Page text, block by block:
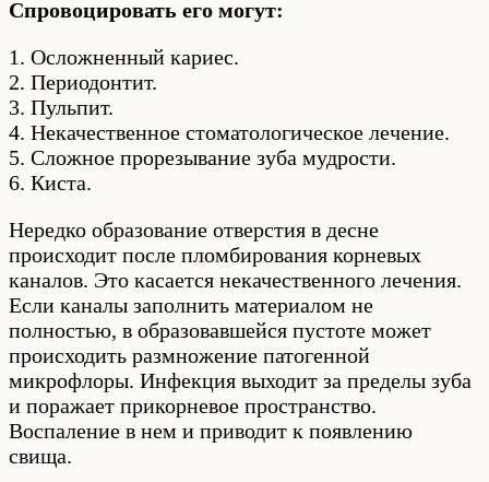
Спровоцировать его могут:
1. Осложненный кариес.
2. Периодонтит.
3. Пульпит.
4. Некачественное стоматологическое лечение.
5. Сложное прорезывание зуба мудрости.
6. Киста.
Нередко образование отверстия в десне
происходит после пломбирования корневых
каналов. Это касается некачественного лечения.
Если каналы заполнить материалом не
полностью, в образовавшейся пустоте может
происходить размножение патогенной
микрофлоры. Инфекция выходит за пределы зуба
и поражает прикорневое пространство.
Воспаление в нем и приводит к появлению
свища.